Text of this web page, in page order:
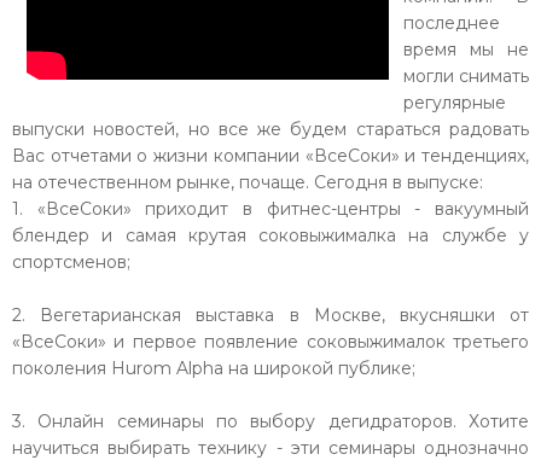
последнее
время мы не
могли снимать
регулярные
выпуски новостей, но все же будем стараться радовать
Вас отчетами о жизни компании «ВсеСоки» и тенденциях,
на отечественном рынке, почаще. Сегодня в выпуске:
1. «ВсеСоки» приходит в фитнес-центры - вакуумный
блендер и самая крутая соковыжималка на службе у
спортсменов;
2. Вегетарианская выставка в Москве, вкусняшки от
«ВсеСоки» и первое появление соковыжималок третьего
поколения Hurom Alpha на широкой публике;
3. Онлайн семинары по выбору дегидраторов. Хотите
научиться выбирать технику - эти семинары однозначно